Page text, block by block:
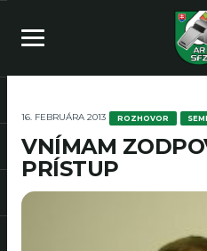
16. FEBRUÁRA 2013 ROZHOVOR
VNÍMAM
PRÍSTUP